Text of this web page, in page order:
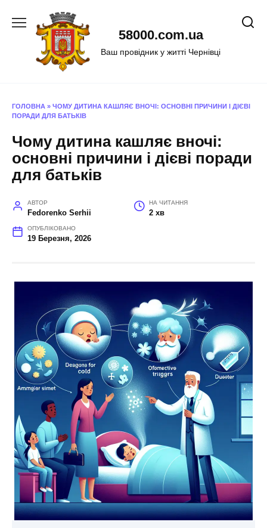
58000.com.ua
Ваш провідник у житті Чернівці
ГОЛОВНА » ЧОМУ ДИТИНА КАШЛЯЄ ВНОЧІ: ОСНОВНІ ПРИЧИНИ І ДІЄВІ
ПОРАДИ ДЛЯ БАТЬКІВ
Чому дитина кашляє вночі:
основні причини і дієві поради
для батьків
АВТОР
Fedorenko Serhii
НА ЧИТАННЯ
2 хв
ОПУБЛІКОВАНО
19 Березня, 2026